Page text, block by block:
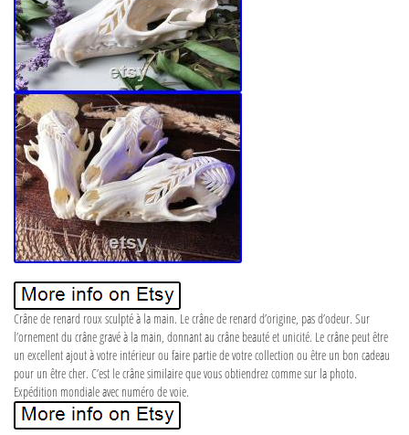
Crâne de renard roux sculpté à la main. Le crâne de renard d’origine, pas d’odeur. Sur
l’ornement du crâne gravé à la main, donnant au crâne beauté et unicité. Le crâne peut être
un excellent ajout à votre intérieur ou faire partie de votre collection ou être un bon cadeau
pour un être cher. C’est le crâne similaire que vous obtiendrez comme sur la photo.
Expédition mondiale avec numéro de voie.